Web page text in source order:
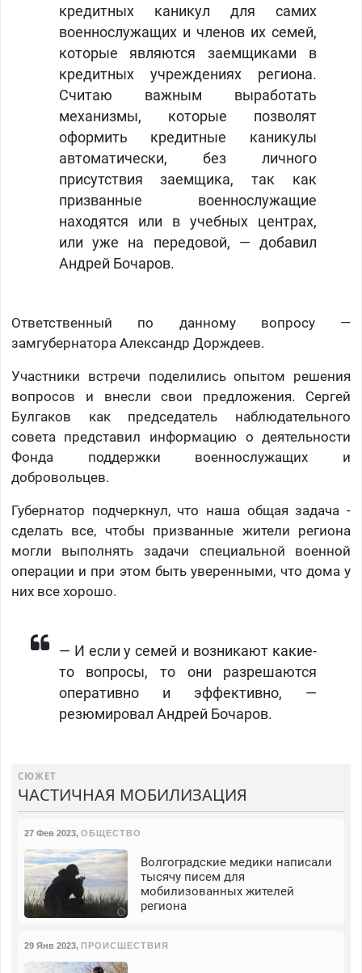
кредитных каникул для самих
военнослужащих и членов их семей,
которые являются заемщиками в
кредитных учреждениях региона.
Считаю важным выработать
механизмы, которые позволят
оформить кредитные каникулы
автоматически, без личного
присутствия заемщика, так как
призванные военнослужащие
находятся или в учебных центрах,
или уже на передовой, — добавил
Андрей Бочаров.
Ответственный по данному вопросу —
замгубернатора Александр Дорждеев.
Участники встречи поделились опытом решения
вопросов и внесли свои предложения. Сергей
Булгаков как председатель наблюдательного
совета представил информацию о деятельности
Фонда поддержки военнослужащих и
добровольцев.
Губернатор подчеркнул, что наша общая задача -
сделать все, чтобы призванные жители региона
могли выполнять задачи специальной военной
операции и при этом быть уверенными, что дома у
них все хорошо.
— И если у семей и возникают какие-
то вопросы, то они разрешаются
оперативно и эффективно, —
резюмировал Андрей Бочаров.
СЮЖЕТ
ЧАСТИЧНАЯ МОБИЛИЗАЦИЯ
27 Фев 2023, ОБЩЕСТВО
Волгоградские медики написали
тысячу писем для
мобилизованных жителей
региона
29 Янв 2023, ПРОИСШЕСТВИЯ